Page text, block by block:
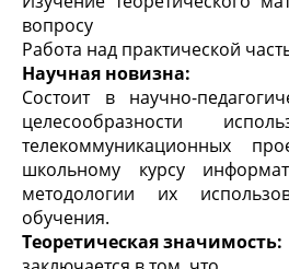
вопросу
Работа над практической
Научная новизна:
Состоит в научно-
целесообразности
телекоммуникационных
школьному курсу
методологии их
обучения.
Теоретическая значимость: